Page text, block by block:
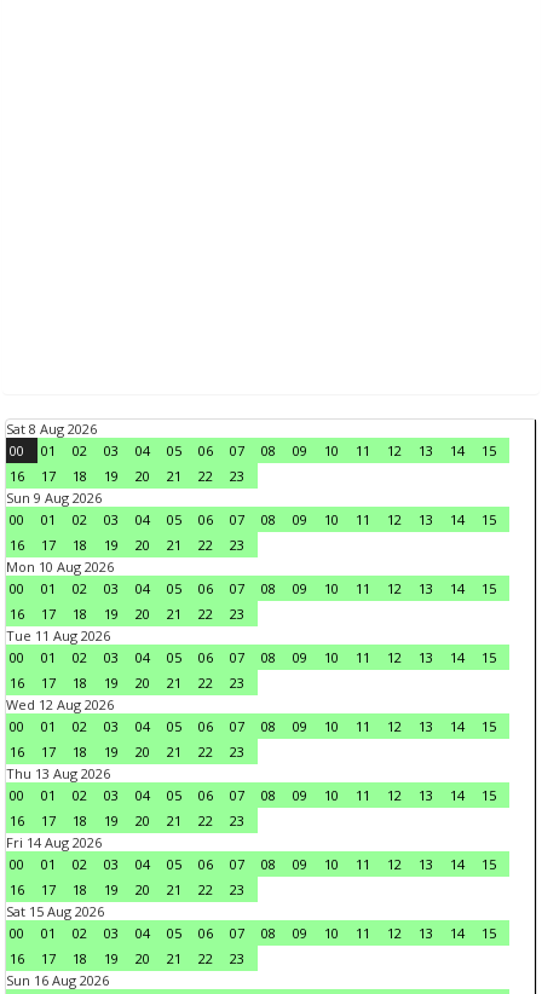
Sat 8 Aug 2026
00
01 02 03 04 05 06 07 08 09 10 11 12 13 14
15
16
17 18 19 20 21 22
23
Sun 9 Aug 2026
00
01 02 03 04 05 06 07 08 09 10 11 12 13 14
15
16
17 18 19 20 21 22
23
Mon 10 Aug 2026
00
01 02 03 04 05 06 07 08 09 10 11 12 13 14
15
16
17 18 19 20 21 22
23
Tue 11 Aug 2026
00
01 02 03 04 05 06 07 08 09 10 11 12 13 14
15
16
17 18 19 20 21 22
23
Wed 12 Aug 2026
00
01 02 03 04 05 06 07 08 09 10 11 12 13 14
15
16
17 18 19 20 21 22
23
Thu 13 Aug 2026
00
01 02 03 04 05 06 07 08 09 10 11 12 13 14
15
16
17 18 19 20 21 22
23
Fri 14 Aug 2026
00
01 02 03 04 05 06 07 08 09 10 11 12 13 14
15
16
17 18 19 20 21 22
23
Sat 15 Aug 2026
00
01 02 03 04 05 06 07 08 09 10 11 12 13 14
15
16
17 18 19 20 21 22
23
Sun 16 Aug 2026